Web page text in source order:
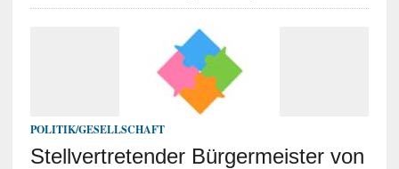
POLITIK/GESELLSCHAFT
Stellvertretender Bürgermeister von